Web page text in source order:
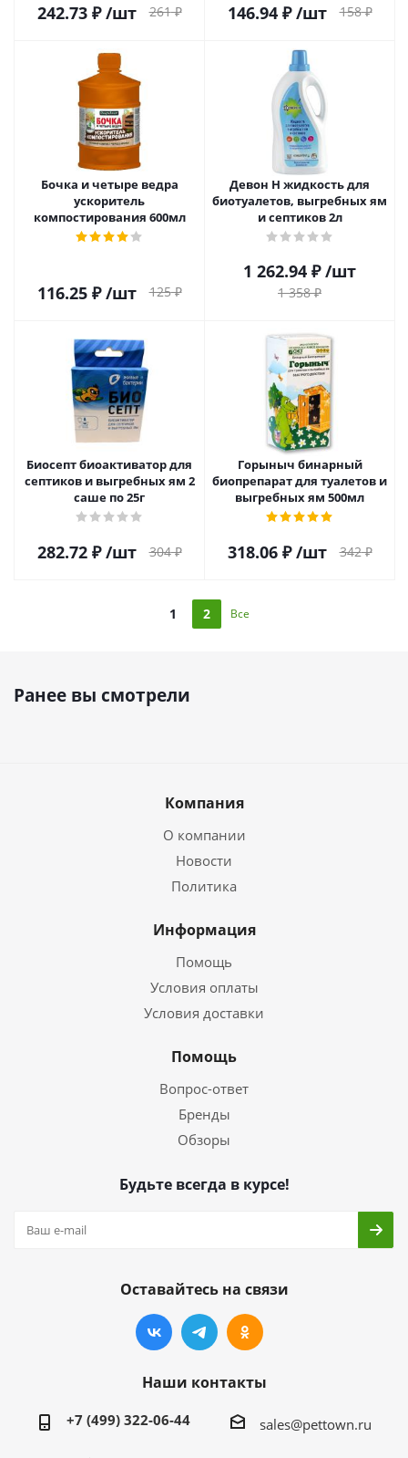
242.73₽ /шт 261₽ 146.94₽ /шт 158₽
Бочка и четыре ведра
ускоритель
компостирования 600мл
116.25₽ /шт 125₽
Девон Н жидкость для
биотуалетов, выгребных ям
и септиков 2л
1 262.94 ₽ /шт
1 358₽
Биосепт биоактиватор для
септиков и выгребных ям 2
саше по 25г
282.72₽ /шт 304₽
Горыныч бинарный
биопрепарат для туалетов и
выгребных ям 500мл
318.06₽ /шт 342₽
1 2 Все
Ранее вы смотрели
Компания
О компании
Новости
Политика
Информация
Помощь
Условия оплаты
Условия доставки
Помощь
Вопрос-ответ
Бренды
Обзоры
Будьте всегда в курсе!
Оставайтесь на связи
Наши контакты
+7 (499) 322-06-44 sales@pettown.ru